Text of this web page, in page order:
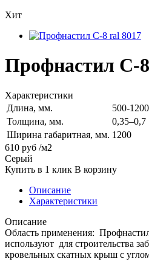
Хит
Профнастил С-
Характеристики
Длина, мм.
500-
Толщина, мм.
0,35–0,7
Ширина габаритная, мм. 1200
610 руб /м2
Серый
Купить в 1 клик В корзину
Описание
Характеристики
Описание
Область применения:
используют для строительства
кровельных скатных крыш с